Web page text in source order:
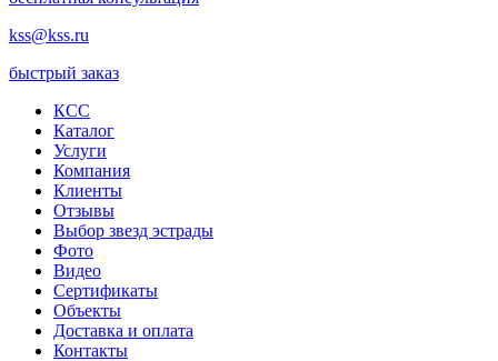
kss@kss.ru
быстрый заказ
КСС
Каталог
Услуги
Компания
Клиенты
Oтзывы
Выбор звезд эстрады
Фото
Видео
Сертификаты
Объекты
Доставка и оплата
Контакты